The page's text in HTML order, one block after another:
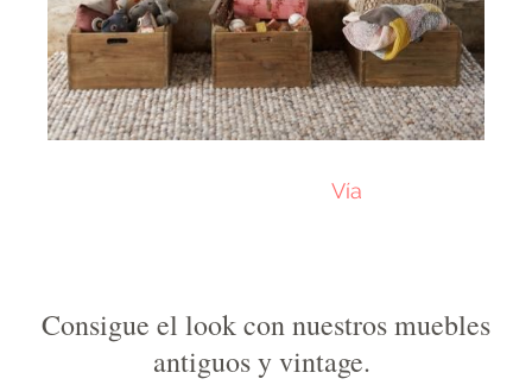
Vía
Consigue el look con nuestros muebles
antiguos y vintage.